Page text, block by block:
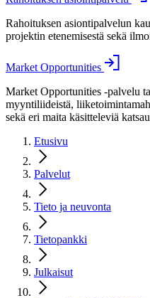
Rahoituksen asiontipalvelun
projektin etenemisestä sekä
Market Opportunities
Market Opportunities -palvelu
myyntiliideistä,
sekä eri maita käsitteleviä
Etusivu
Palvelut
Tieto ja neuvonta
Tietopankki
Julkaisut